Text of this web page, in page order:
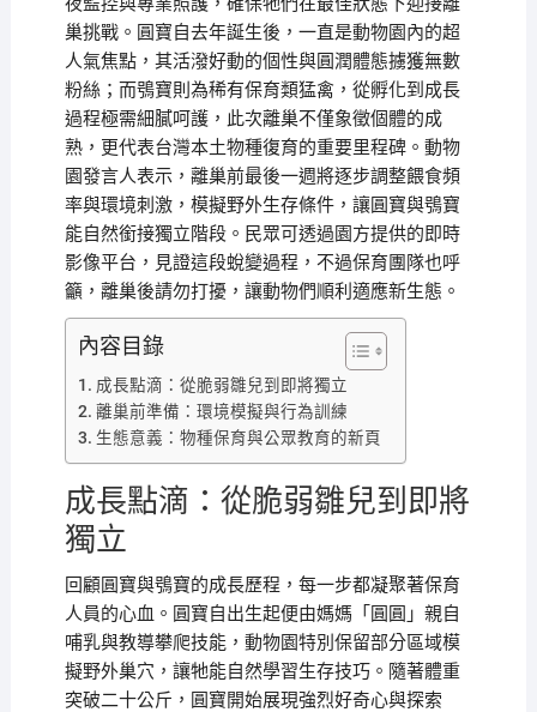
巢挑戰。圓寶自去年誕生後，一直是動物園內的超
人氣焦點，其活潑好動的個性與圓潤體態擄獲無數
粉絲；而鴞寶則為稀有保育類猛禽，從孵化到成長
過程極需細膩呵護，此次離巢不僅象徵個體的成
熟，更代表台灣本土物種復育的重要里程碑。動物
園發言人表示，離巢前最後一週將逐步調整餵食頻
率與環境刺激，模擬野外生存條件，讓圓寶與鴞寶
能自然銜接獨立階段。民眾可透過園方提供的即時
影像平台，見證這段蛻變過程，不過保育團隊也呼
籲，離巢後請勿打擾，讓動物們順利適應新生態。
內容目錄
成長點滴：從脆弱雛兒到即將獨立
離巢前準備：環境模擬與行為訓練
生態意義：物種保育與公眾教育的新頁
成長點滴：從脆弱雛兒到即將
獨立
回顧圓寶與鴞寶的成長歷程，每一步都凝聚著保育
人員的心血。圓寶自出生起便由媽媽「圓圓」親自
哺乳與教導攀爬技能，動物園特別保留部分區域模
擬野外巢穴，讓牠能自然學習生存技巧。隨著體重
突破二十公斤，圓寶開始展現強烈好奇心與探索